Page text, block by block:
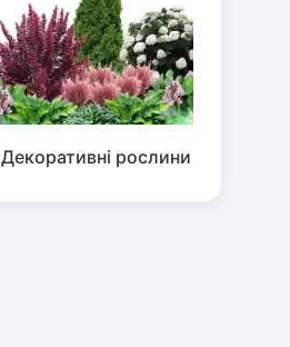
Декоративні рослини